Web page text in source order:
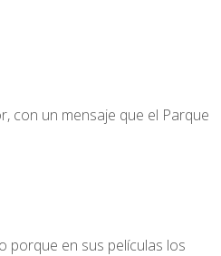
con un mensaje que el Parque
porque en sus películas los